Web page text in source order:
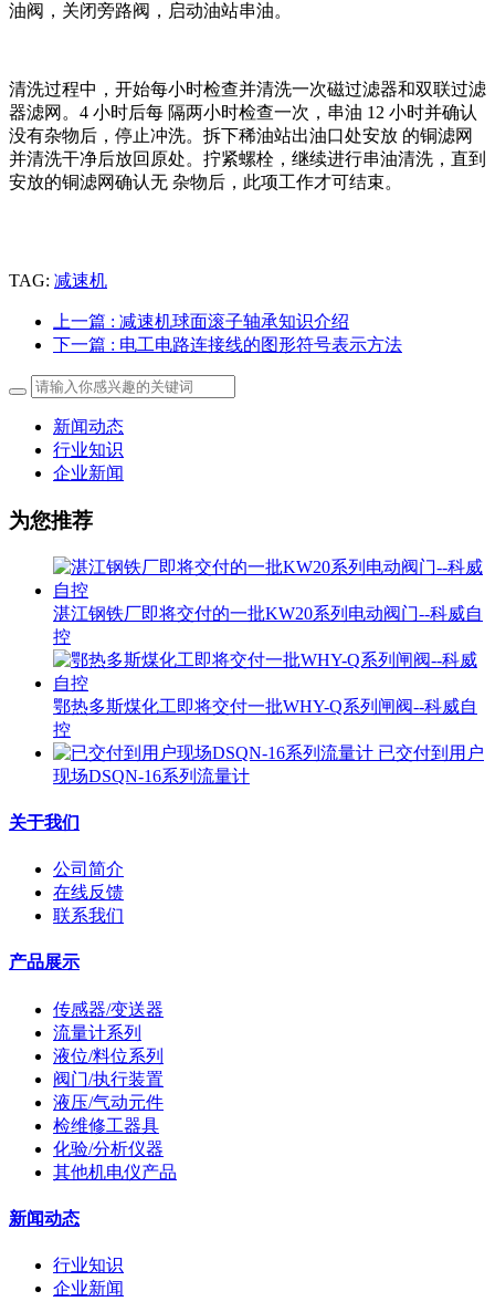
油阀，关闭旁路阀，启动油站串油。
清洗过程中，开始每小时检查并清洗一次磁过滤器和双联过滤
器滤网。4 小时后每 隔两小时检查一次，串油 12 小时并确认
没有杂物后，停止冲洗。拆下稀油站出油口处安放 的铜滤网
并清洗干净后放回原处。拧紧螺栓，继续进行串油清洗，直到
安放的铜滤网确认无 杂物后，此项工作才可结束。
TAG: 减速机
上一篇 : 减速机球面滚子轴承知识介绍
下一篇 : 电工电路连接线的图形符号表示方法
新闻动态
行业知识
企业新闻
为您推荐
湛江钢铁厂即将交付的一批KW20系列电动阀门--科威自
控
鄂热多斯煤化工即将交付一批WHY-Q系列闸阀--科威自
控
已交付到用户
现场DSQN-16系列流量计
关于我们
公司简介
在线反馈
联系我们
产品展示
传感器/变送器
流量计系列
液位/料位系列
阀门/执行装置
液压/气动元件
检维修工器具
化验/分析仪器
其他机电仪产品
新闻动态
行业知识
企业新闻